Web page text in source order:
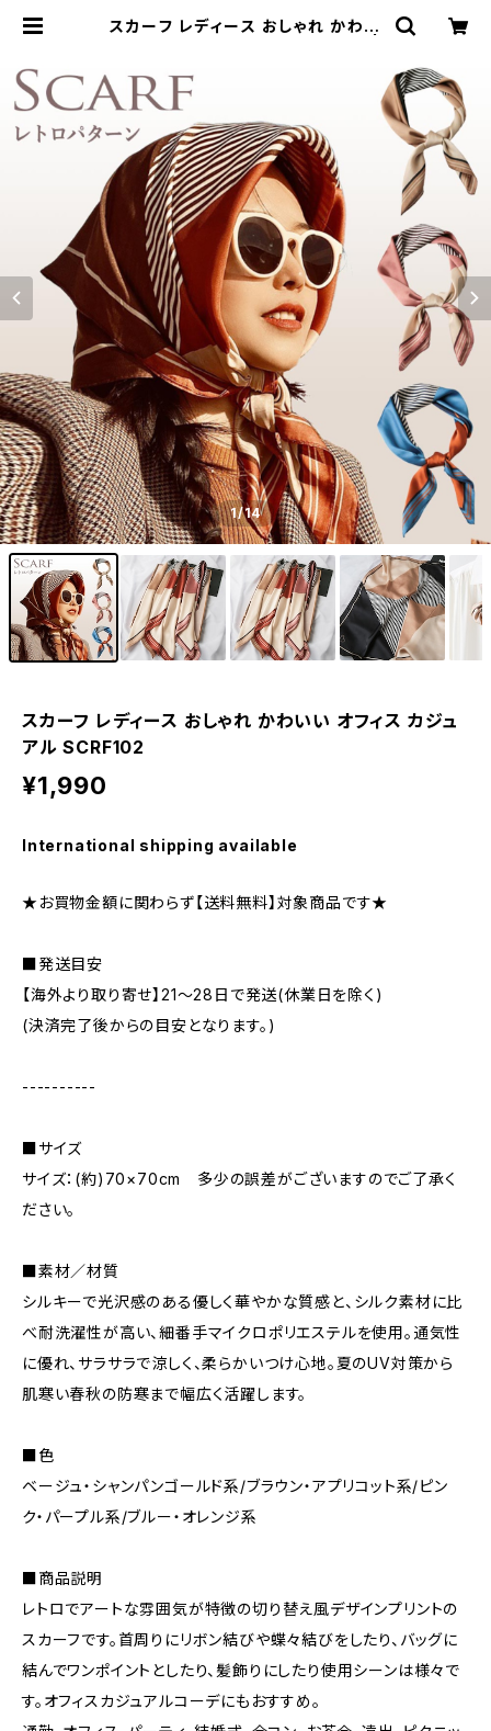
スカーフ レディース おしゃれ かわい
1/14
スカーフ レディース おしゃれ かわいい オフィス カジュ
アル SCRF102
¥1,990
International shipping available
★お買物金額に関わらず【送料無料】対象商品です★
■発送目安
【海外より取り寄せ】21〜28日で発送(休業日を除く)
(決済完了後からの目安となります。)
----------
■サイズ
サイズ：(約)70×70cm 多少の誤差がございますのでご了承く
ださい。
■素材／材質
シルキーで光沢感のある優しく華やかな質感と、シルク素材に比
べ耐洗濯性が高い、細番手マイクロポリエステルを使用。通気性
に優れ、サラサラで涼しく、柔らかいつけ心地。夏のUV対策から
肌寒い春秋の防寒まで幅広く活躍します。
■色
ベージュ・シャンパンゴールド系/ブラウン・アプリコット系/ピン
ク・パープル系/ブルー・オレンジ系
■商品説明
レトロでアートな雰囲気が特徴の切り替え風デザインプリントの
スカーフです。首周りにリボン結びや蝶々結びをしたり、バッグに
結んでワンポイントとしたり、髪飾りにしたり使用シーンは様々で
す。オフィスカジュアルコーデにもおすすめ。